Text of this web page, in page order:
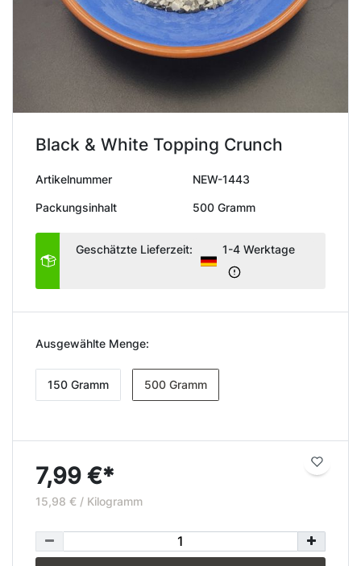
Black & White Topping Crunch
Artikelnummer NEW-1443
Packungsinhalt 500 Gramm
Geschätzte Lieferzeit: 1-4 Werktage
Ausgewählte Menge:
150 Gramm 500 Gramm
7,99 €*
15,98 € / Kilogramm